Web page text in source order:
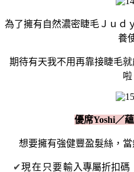
為了擁有自然濃密睫毛Ｊｕｄ
養
期待有天我不用再靠接睫毛
啦
優席Yoshi／
想要擁有強健豐盈髮絲，
✔現在只要輸 入專屬折扣碼